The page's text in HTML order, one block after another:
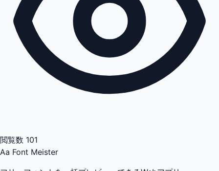
閲覧数 101
Aa Font Meister